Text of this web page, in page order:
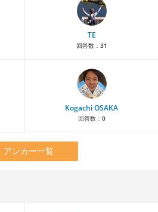
TE
回答数： 31
Kogachi OSAKA
回答数： 0
アンカー一覧